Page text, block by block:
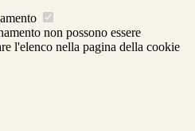
non possono essere
l'elenco nella pagina della cookie